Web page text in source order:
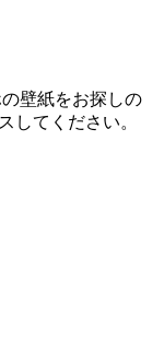
壁紙をお探しの
してください。